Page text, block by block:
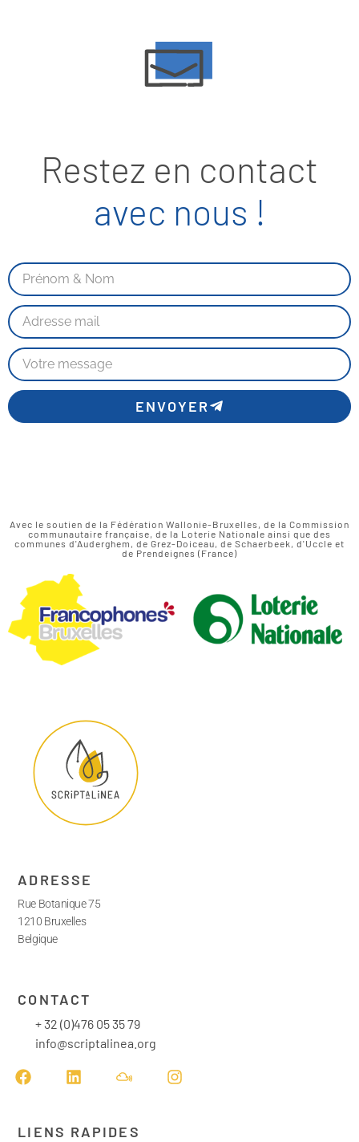
Restez en contact
avec nous !
ENVOYER
Avec le soutien de la Fédération Wallonie-Bruxelles, de la Commission
communautaire française, de la Loterie Nationale ainsi que des
communes d'Auderghem, de Grez-Doiceau, de Schaerbeek, d'Uccle et
de Prendeignes (France)
ADRESSE
Rue Botanique 75
1210 Bruxelles
Belgique
CONTACT
+ 32 (0)476 05 35 79
info@scriptalinea.org
LIENS RAPIDES